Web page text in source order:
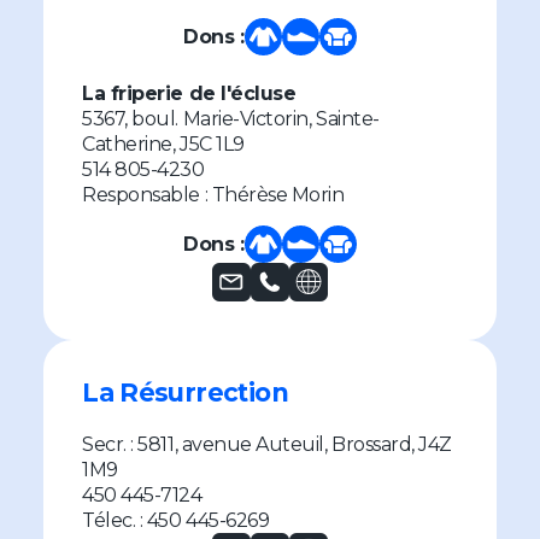
Dons :
La friperie de l'écluse
5367, boul. Marie-Victorin, Sainte-
Catherine, J5C 1L9
514 805-4230
Responsable : Thérèse Morin
Dons :
La Résurrection
Secr. : 5811, avenue Auteuil, Brossard, J4Z
1M9
450 445-7124
Télec. : 450 445-6269